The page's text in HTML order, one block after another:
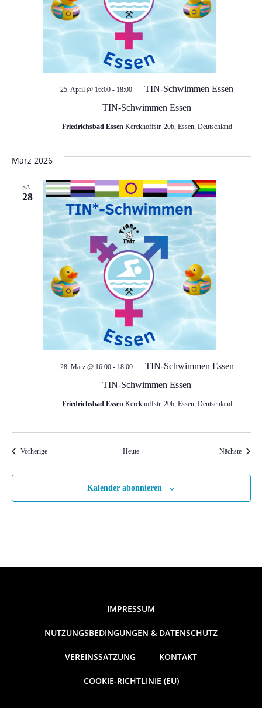
TIN-Schwimmen Essen
25. April @ 16:00 - 18:00 TIN-Schwimmen Essen
Friedrichsbad Essen Kerckhoffstr. 20b, Essen, Deutschland
März 2026
SA.
28
TIN-Schwimmen Essen
28. März @ 16:00- 18:00 TIN-Schwimmen Essen
Friedrichsbad Essen Kerckhoffstr. 20b, Essen, Deutschland
VorherigeVeranstaltungen Heute Nächste
Kalender abonnieren
IMPRESSUM
NUTZUNGSBEDINGUNGEN & DATENSCHUTZ
VEREINSSATZUNG KONTAKT
COOKIE-RICHTLINIE (EU)